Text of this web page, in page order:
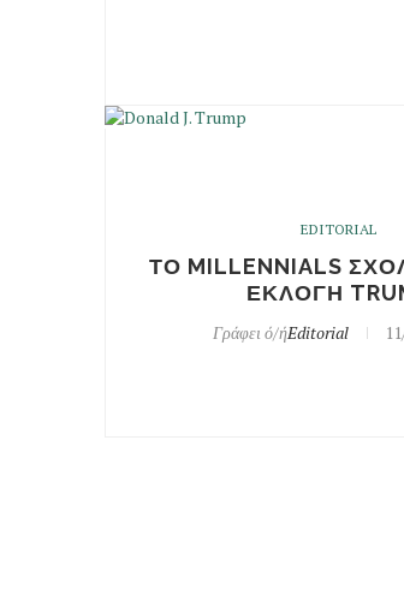
EDITORIAL
ΤΟ MILLENNIALS
ΕΚΛΟΓΗ
Γράφει ό/ήEditorial